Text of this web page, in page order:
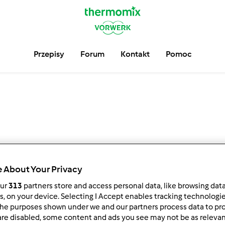
Przepisy Forum Kontakt Pomoc
3
4
5
6
About Your Privacy
313 partners store and access personal data, like browsing
on your device. Selecting I Accept enables tracking
purposes shown under we and our partners process data to
disabled, some content and ads you see may not be as